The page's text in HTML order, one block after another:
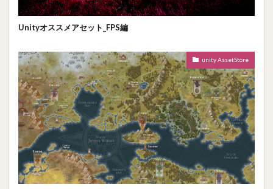
Unityオススメアセット_FPS編
unity AssetStore